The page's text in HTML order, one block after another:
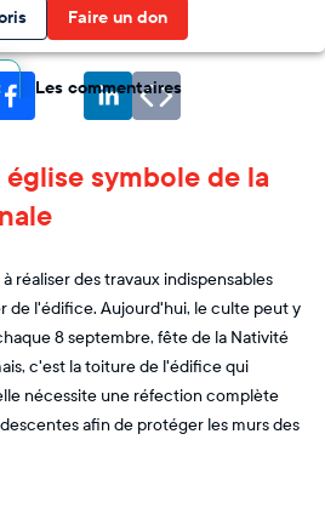
Faire un don
Les commentaires
symbole de la
réaliser des travaux indispensables
de l'édifice. Aujourd'hui, le culte peut y
8 septembre, fête de la Nativité
c'est la toiture de l'édifice qui
nécessite une réfection complète
afin de protéger les murs des